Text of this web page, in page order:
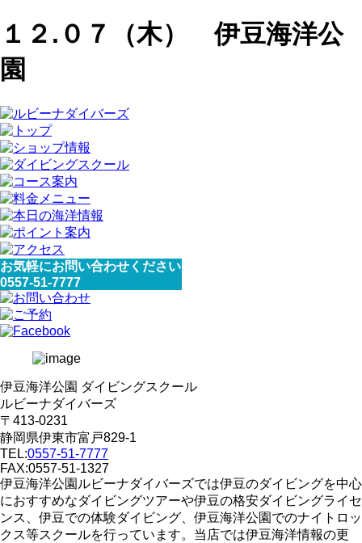
１２.０７（木） 伊豆海洋公
園
お気軽にお問い合わせください
0557-51-7777
伊豆海洋公園 ダイビングスクール
ルビーナダイバーズ
〒413-0231
静岡県伊東市富戸829-1
TEL:0557-51-7777
FAX:0557-51-1327
伊豆海洋公園ルビーナダイバーズでは伊豆のダイビングを中心
におすすめなダイビングツアーや伊豆の格安ダイビングライセ
ンス、伊豆での体験ダイビング、伊豆海洋公園でのナイトロッ
クス等スクールを行っています。当店では伊豆海洋情報の更